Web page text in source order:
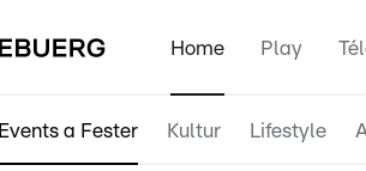
Home Play
Events a Fester Kultur Lifestyle